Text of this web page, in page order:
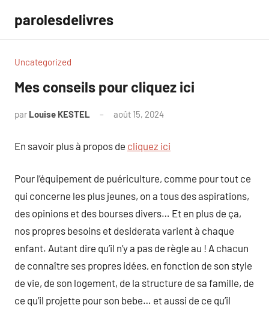
contenu
parolesdelivres
Uncategorized
Mes conseils pour cliquez ici
par Louise KESTEL août 15, 2024
En savoir plus à propos de cliquez ici
Pour l’équipement de puériculture, comme pour tout ce
qui concerne les plus jeunes, on a tous des aspirations,
des opinions et des bourses divers… Et en plus de ça,
nos propres besoins et desiderata varient à chaque
enfant. Autant dire qu’il n’y a pas de règle au ! A chacun
de connaître ses propres idées, en fonction de son style
de vie, de son logement, de la structure de sa famille, de
ce qu’il projette pour son bebe… et aussi de ce qu’il